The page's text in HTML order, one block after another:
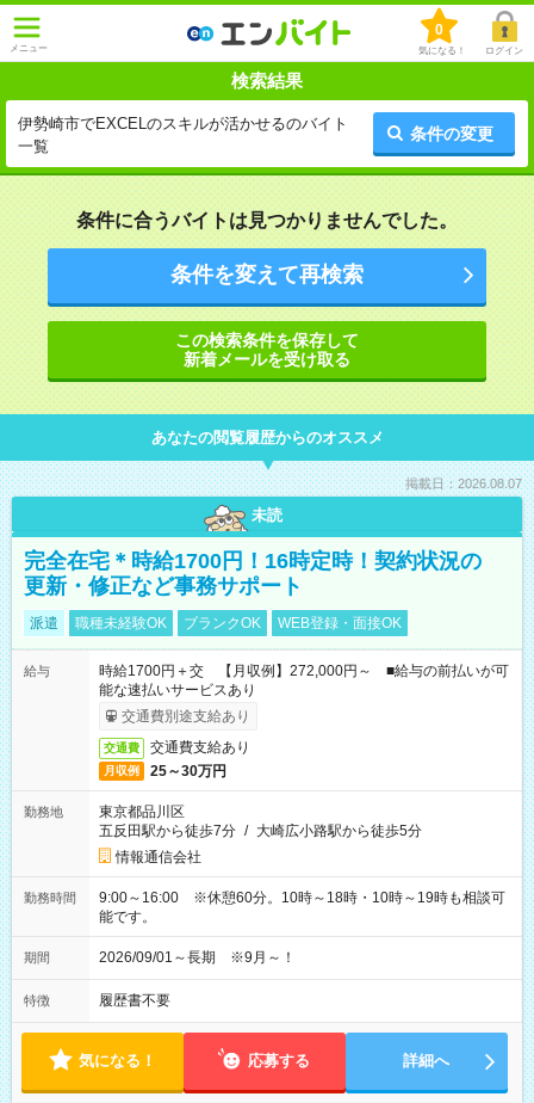
メニュー
0
気になる！ ログイン
検索結果
伊勢崎市でEXCELのスキルが活かせるのバイト
一覧
条件の変更
条件に合うバイトは見つかりませんでした。
条件を変えて再検索
この検索条件を保存して
新着メールを受け取る
あなたの閲覧履歴からのオススメ
掲載日：2026.08.07
未読
完全在宅＊時給1700円！16時定時！契約状況の
更新・修正など事務サポート
派遣 職種未経験OK ブランクOK WEB登録・面接OK
給与
時給1700円＋交 【月収例】272,000円～ ■給与の前払いが可
能な速払いサービスあり
交通費別途支給あり
交通費 交通費支給あり
月収例 25～30万円
勤務地
東京都品川区
五反田駅から徒歩7分 / 大崎広小路駅から徒歩5分
情報通信会社
勤務時間
9:00～16:00 ※休憩60分。10時～18時・10時～19時も相談可
能です。
期間 2026/09/01～長期 ※9月～！
特徴 履歴書不要
気になる！ 応募する 詳細へ